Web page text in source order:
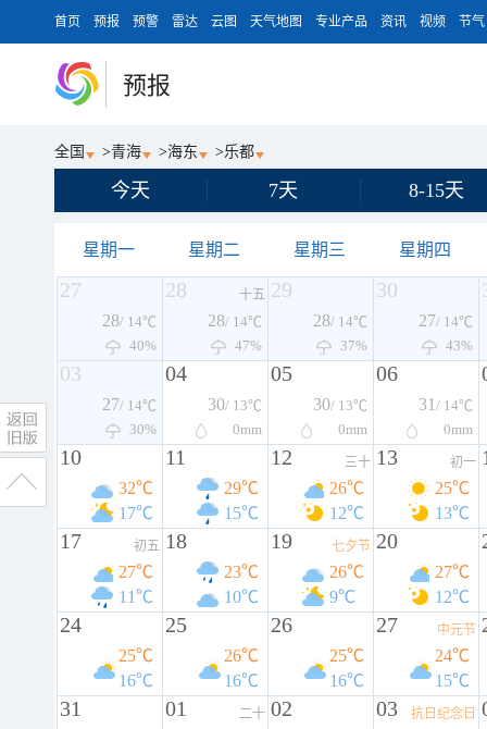
首页 预报 预警 雷达 云图 天气地图 专业产品 资讯 视频 节气
预报
全国 >青海 >海东 >乐都
今天 7天 8-15天
星期一 星期二 星期三 星期四
27
28/ 14℃
40%
28 十五
28/ 14℃
47%
29
28/ 14℃
37%
30
27/ 14℃
43%
03
27/ 14℃
30%
04
30/ 13℃
0mm
05
30/ 13℃
0mm
06
31 / 14℃
0mm
10
32℃
17℃
11
29℃
15℃
12 三十
26℃
12℃
13 初一
25℃
13℃
17 初五
27℃
11℃
18
23℃
10℃
19 七夕节
26℃
9℃
20
27℃
12℃
24
25℃
16℃
25
26℃
16℃
26
25℃
16℃
27 中元节
24℃
15℃
31 01 二十 02 03 抗日纪念日